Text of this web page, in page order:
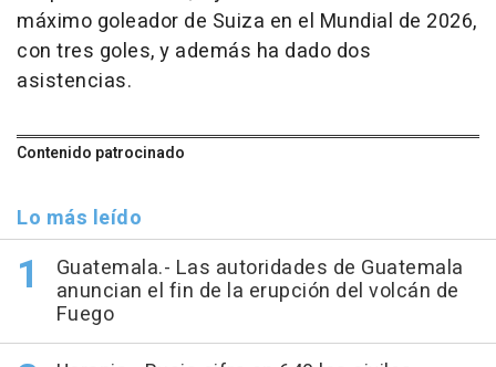
máximo goleador de Suiza en el Mundial de 2026,
con tres goles, y además ha dado dos
asistencias.
Contenido patrocinado
Lo más leído
Guatemala.- Las autoridades de Guatemala
anuncian el fin de la erupción del volcán de
Fuego